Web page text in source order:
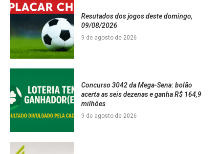
Resutados dos jogos deste domingo,
09/08/2026
9 de agosto de 2026
Concurso 3042 da Mega-Sena: bolão
acerta as seis dezenas e ganha R$ 164,9
milhões
9 de agosto de 2026